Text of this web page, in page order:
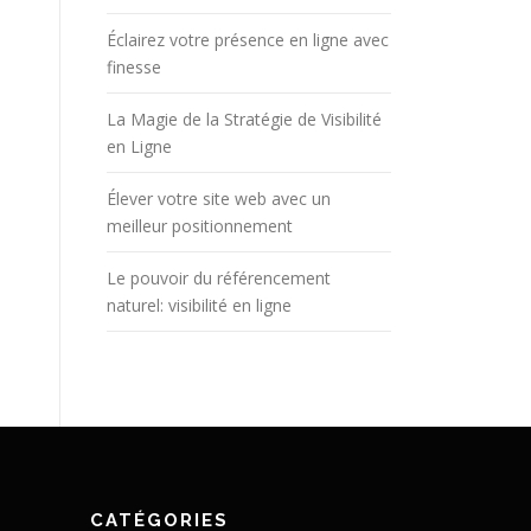
Éclairez votre présence en ligne avec
finesse
La Magie de la Stratégie de Visibilité
en Ligne
Élever votre site web avec un
meilleur positionnement
Le pouvoir du référencement
naturel: visibilité en ligne
CATÉGORIES